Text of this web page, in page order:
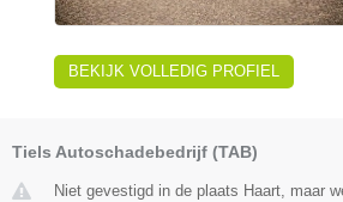
BEKIJK VOLLEDIG PROFIEL
Tiels Autoschadebedrijf (TAB)
Niet gevestigd in de plaats Haart, maar